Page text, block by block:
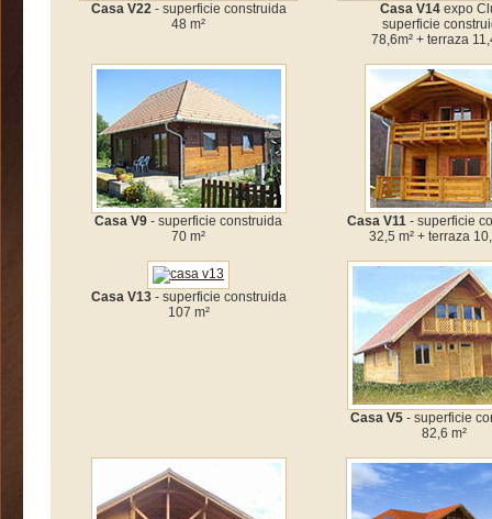
Casa V22- superficie construida
48 m²
Casa V14 expo
superficie
78,6m² + terraza
Casa V9 - superficie construida
70 m²
Casa V11- superficie
32,5 m² + terraza
Casa V13- superficie construida
107 m²
Casa V5- superficie
82,6 m²